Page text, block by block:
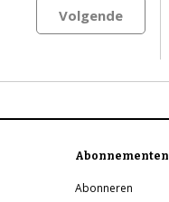
Volgende
Abonnementen
Abonneren